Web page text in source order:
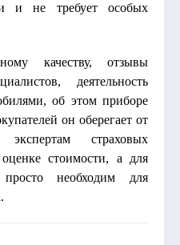
и не требует особых
качеству, отзывы
деятельность
об этом приборе
он оберегает от
страховых
стоимости, а для
просто необходим для